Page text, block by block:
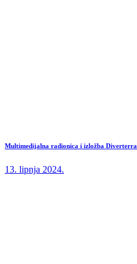
Multimedijalna radionica i izložba Diverterra
13. lipnja 2024.